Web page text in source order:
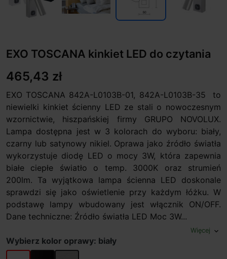
EXO TOSCANA kinkiet LED do czytania
465,43 zł
EXO TOSCANA 842A-L0103B-01, 842A-L0103B-35 to
niewielki kinkiet ścienny LED ze stali o nowoczesnym
wzornictwie, hiszpańskiej firmy GRUPO NOVOLUX.
Lampa dostępna jest w 3 kolorach do wyboru: biały,
czarny lub satynowy nikiel. Oprawa jako źródło światła
wykorzystuje diodę LED o mocy 3W, która zapewnia
białe ciepłe światło o temp. 3000K oraz strumień
200lm. Ta wyjątkowa lampa ścienna LED doskonale
sprawdzi się jako oświetlenie przy każdym łóżku. W
podstawę lampy wbudowany jest włącznik ON/OFF.
Dane techniczne: Źródło światła LED Moc 3W...
Więcej expand_more
Wybierz kolor oprawy: biały
biały czarnynikiel satynowy